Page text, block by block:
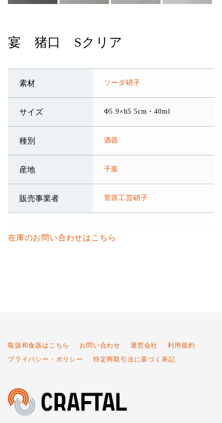
宴 猪口 Sクリア
素材 ソーダ硝子
サイズ Φ5.9×h5.5cm・40ml
種別 酒器
産地 千葉
販売事業者 菅原工芸硝子
在庫のお問い合わせはこちら
取扱和食器はこちら お問い合わせ 運営会社 利用規約
プライバシー・ポリシー 特定商取引法に基づく表記